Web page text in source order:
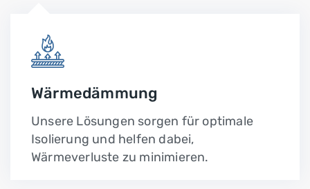
Wärmedämmung
Unsere Lösungen sorgen für optimale
Isolierung und helfen dabei,
Wärmeverluste zu minimieren.